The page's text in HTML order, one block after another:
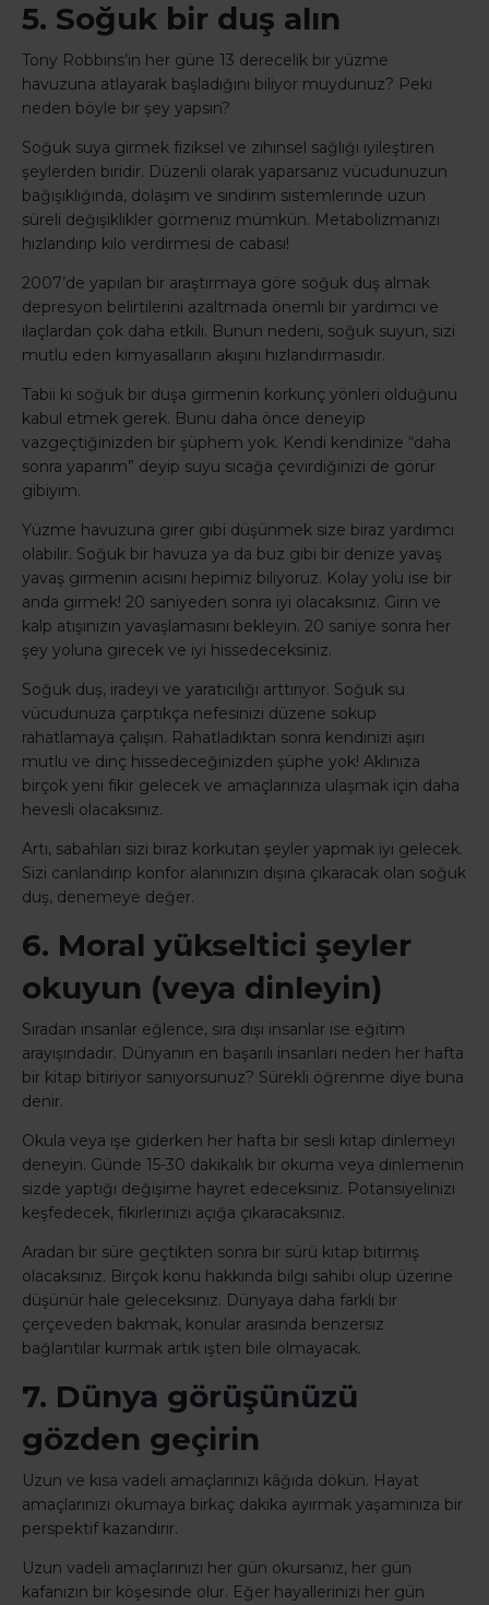
5. Soğuk bir duş alın
Tony Robbins’in her güne 13 derecelik bir yüzme
havuzuna atlayarak başladığını biliyor muydunuz? Peki
neden böyle bir şey yapsın?
Soğuk suya girmek fiziksel ve zihinsel sağlığı iyileştiren
şeylerden biridir. Düzenli olarak yaparsanız vücudunuzun
bağışıklığında, dolaşım ve sindirim sistemlerinde uzun
süreli değişiklikler görmeniz mümkün. Metabolizmanızı
hızlandırıp kilo verdirmesi de cabası!
2007’de yapılan bir araştırmaya göre soğuk duş almak
depresyon belirtilerini azaltmada önemli bir yardımcı ve
ilaçlardan çok daha etkili. Bunun nedeni, soğuk suyun, sizi
mutlu eden kimyasalların akışını hızlandırmasıdır.
Tabii ki soğuk bir duşa girmenin korkunç yönleri olduğunu
kabul etmek gerek. Bunu daha önce deneyip
vazgeçtiğinizden bir şüphem yok. Kendi kendinize “daha
sonra yaparım” deyip suyu sıcağa çevirdiğinizi de görür
gibiyim.
Yüzme havuzuna girer gibi düşünmek size biraz yardımcı
olabilir. Soğuk bir havuza ya da buz gibi bir denize yavaş
yavaş girmenin acısını hepimiz biliyoruz. Kolay yolu ise bir
anda girmek! 20 saniyeden sonra iyi olacaksınız. Girin ve
kalp atışınızın yavaşlamasını bekleyin. 20 saniye sonra her
şey yoluna girecek ve iyi hissedeceksiniz.
Soğuk duş, iradeyi ve yaratıcılığı arttırıyor. Soğuk su
vücudunuza çarptıkça nefesinizi düzene sokup
rahatlamaya çalışın. Rahatladıktan sonra kendinizi aşırı
mutlu ve dinç hissedeceğinizden şüphe yok! Aklınıza
birçok yeni fikir gelecek ve amaçlarınıza ulaşmak için daha
hevesli olacaksınız.
Artı, sabahları sizi biraz korkutan şeyler yapmak iyi gelecek.
Sizi canlandırıp konfor alanınızın dışına çıkaracak olan soğuk
duş, denemeye değer.
6. Moral yükseltici şeyler
okuyun (veya dinleyin)
Sıradan insanlar eğlence, sıra dışı insanlar ise eğitim
arayışındadır. Dünyanın en başarılı insanları neden her hafta
bir kitap bitiriyor sanıyorsunuz? Sürekli öğrenme diye buna
denir.
Okula veya işe giderken her hafta bir sesli kitap dinlemeyi
deneyin. Günde 15-30 dakikalık bir okuma veya dinlemenin
sizde yaptığı değişime hayret edeceksiniz. Potansiyelinizi
keşfedecek, fikirlerinizi açığa çıkaracaksınız.
Aradan bir süre geçtikten sonra bir sürü kitap bitirmiş
olacaksınız. Birçok konu hakkında bilgi sahibi olup üzerine
düşünür hale geleceksiniz. Dünyaya daha farklı bir
çerçeveden bakmak, konular arasında benzersiz
bağlantılar kurmak artık işten bile olmayacak.
7. Dünya görüşünüzü
gözden geçirin
Uzun ve kısa vadeli amaçlarınızı kâğıda dökün. Hayat
amaçlarınızı okumaya birkaç dakika ayırmak yaşamınıza bir
perspektif kazandırır.
Uzun vadeli amaçlarınızı her gün okursanız, her gün
kafanızın bir köşesinde olur. Eğer hayallerinizi her gün